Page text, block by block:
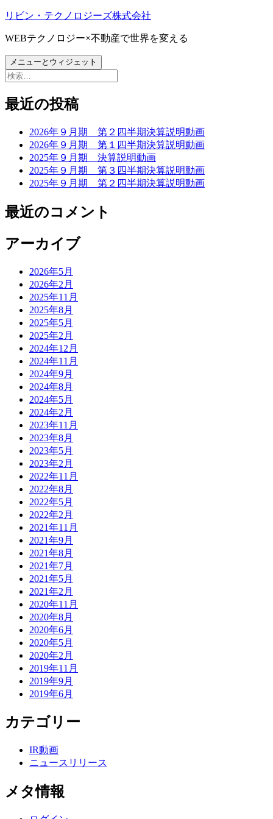
コ
テ
ン
ツ
へ
キ
リビン・テクノロジーズ株式会社
WEBテクノロジー×不動産で世界を変える
メニューとウィジェット
検
最近の投稿
2026年９月期 第２四半期決算説明動画
2026年９月期 第１四半期決算説明動画
2025年９月期 決算説明動画
2025年９月期 第３四半期決算説明動画
2025年９月期 第２四半期決算説明動画
最近のコメント
アーカイブ
2026年5月
2026年2月
2025年11月
2025年8月
2025年5月
2025年2月
2024年12月
2024年11月
2024年9月
2024年8月
2024年5月
2024年2月
2023年11月
2023年8月
2023年5月
2023年2月
2022年11月
2022年8月
2022年5月
2022年2月
2021年11月
2021年9月
2021年8月
2021年7月
2021年5月
2021年2月
2020年11月
2020年8月
2020年6月
2020年5月
2020年2月
2019年11月
2019年9月
2019年6月
カテゴリー
IR動画
ニュースリリース
メタ情報